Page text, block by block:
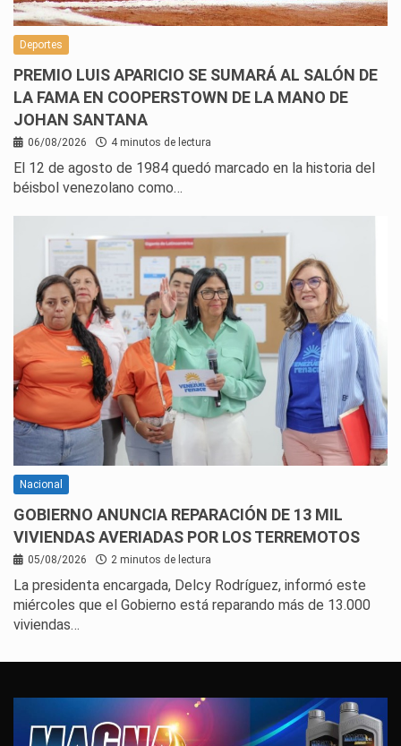
Deportes
PREMIO LUIS APARICIO SE SUMARÁ AL SALÓN DE
LA FAMA EN COOPERSTOWN DE LA MANO DE
JOHAN SANTANA
06/08/2026 4 minutos de lectura
El 12 de agosto de 1984 quedó marcado en la historia del
béisbol venezolano como…
Nacional
GOBIERNO ANUNCIA REPARACIÓN DE 13 MIL
VIVIENDAS AVERIADAS POR LOS TERREMOTOS
05/08/2026 2 minutos de lectura
La presidenta encargada, Delcy Rodríguez, informó este
miércoles que el Gobierno está reparando más de 13.000
viviendas…